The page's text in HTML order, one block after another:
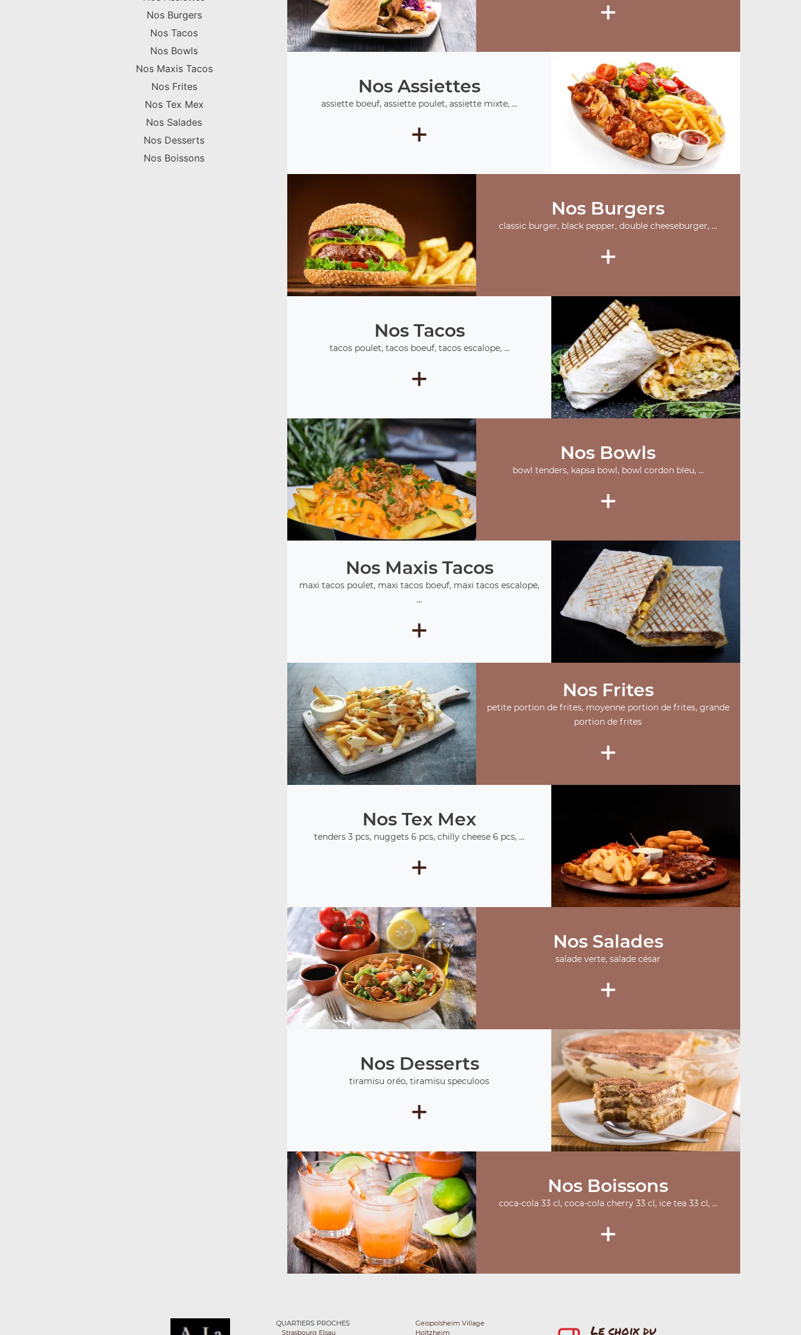
Nos Burgers
Nos Tacos
Nos Bowls
Nos Maxis Tacos
Nos Frites
Nos Tex Mex
Nos Salades
Nos Desserts
Nos Boissons
+
Nos Assiettes
assiette boeuf, assiette poulet, assiette mixte, ...
+
Nos Burgers
classic burger, black pepper, double cheeseburger, ...
+
Nos Tacos
tacos poulet, tacos boeuf, tacos escalope, ...
+
Nos Bowls
bowl tenders, kapsa bowl, bowl cordon bleu, ...
+
Nos Maxis Tacos
maxi tacos poulet, maxi tacos boeuf, maxi tacos escalope,
...
+
Nos Frites
petite portion de frites, moyenne portion de frites, grande
portion de frites
+
Nos Tex Mex
tenders 3 pcs, nuggets 6 pcs, chilly cheese 6 pcs, ...
+
Nos Salades
salade verte, salade césar
+
Nos Desserts
tiramisu oréo, tiramisu speculoos
+
Nos Boissons
coca-cola 33 cl, coca-cola cherry 33 cl, ice tea 33 cl, ...
+
QUARTIERS PROCHES
Strasbourg Elsau
Geispolsheim Village
Holtzheim
Le choix du